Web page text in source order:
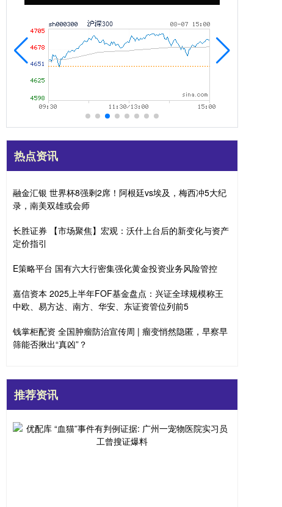
热点资讯
融金汇银 世界杯8强剩2席！阿根廷vs埃及，梅西冲5大纪
录，南美双雄或会师
长胜证券 【市场聚焦】宏观：沃什上台后的新变化与资产
定价指引
E策略平台 国有六大行密集强化黄金投资业务风险管控
嘉信资本 2025上半年FOF基金盘点：兴证全球规模称王
中欧、易方达、南方、华安、东证资管位列前5
钱掌柜配资 全国肿瘤防治宣传周 | 瘤变悄然隐匿，早察早
筛能否揪出“真凶”？
推荐资讯